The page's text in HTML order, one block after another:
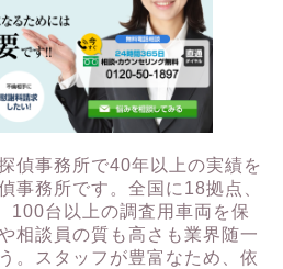
偵事務所で40年以上の実績を
事務所です。全国に18拠点、
100台以上の調査用車両を保
相談員の質も高さも業界随一
。スタッフが豊富なため、依